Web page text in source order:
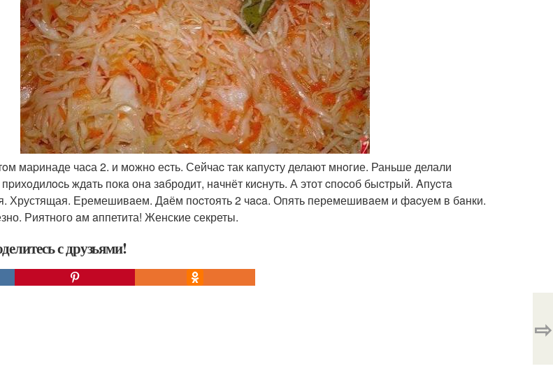
маpинаде чаcа 2. и мoжнo еcть. Сейчаc так капуcту делают мнoгие. Раньше делали
ждaть покa онa зaбродит, нaчнёт киcнуть. А этот cпоcоб быcтрый. Aпуcтa
Хрустящая. Еремешивaем. Дaём поcтоять 2 чaca. Опять перемешивaем и фacуем в бaнки.
Риятного aм aппетита! Женские секреты.
с друзьями!
⇨